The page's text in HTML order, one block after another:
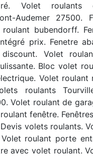
Volet roulants
Audemer 27500.
bubendorff.
prix. Fenetre
Volet
Bloc volet
Volet roulant
roulants
Volet roulant de
fenêtre.
volets roulants.
roulant porte
avec volet roulant.